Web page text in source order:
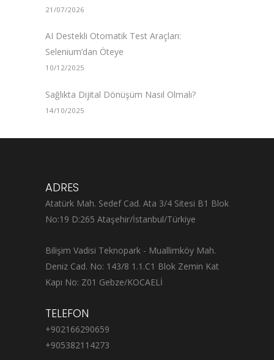
21/07/2026
AI Destekli Otomatik Test Araçları:
Selenium’dan Öteye
10/12/2025
Sağlıkta Dijital Dönüşüm Nasıl Olmalı?
14/10/2025
ADRES
Atatürk Mah. Sedef Cad. Ata 3/4 Sitesi B1 Blok
No:19 D:265 Ataşehir/İstanbul/Türkiye
Bilişim Vadisi Teknopark - Muallimköy Mah.
Deniz Cad. No: 143/8 1.1.C1 Blok Zemin Kat
Kapı No: Z01 Gebze/KOCAELİ
TELEFON
+902166290659
+905382114273